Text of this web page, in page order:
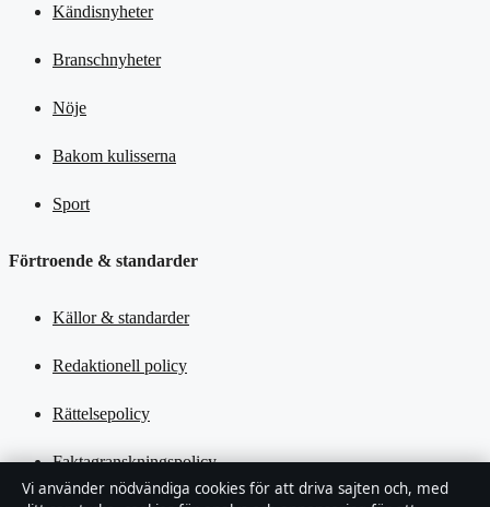
Kändisnyheter
Branschnyheter
Nöje
Bakom kulisserna
Sport
Förtroende & standarder
Källor & standarder
Redaktionell policy
Rättelsepolicy
Faktagranskningspolicy
Vi använder nödvändiga cookies för att driva sajten och, med